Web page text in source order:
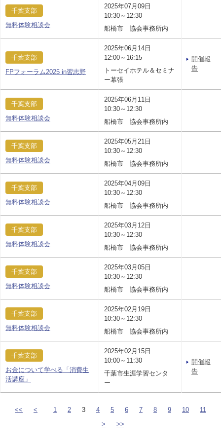
千葉支部
無料体験相談会
2025年07月09日
10:30～12:30
船橋市 協会事務所内
千葉支部
FPフォーラム2025 in習志野
2025年06月14日
12:00～16:15
トーセイホテル＆セミナ
ー幕張
開催報
告
千葉支部
無料体験相談会
2025年06月11日
10:30～12:30
船橋市 協会事務所内
千葉支部
無料体験相談会
2025年05月21日
10:30～12:30
船橋市 協会事務所内
千葉支部
無料体験相談会
2025年04月09日
10:30～12:30
船橋市 協会事務所内
千葉支部
無料体験相談会
2025年03月12日
10:30～12:30
船橋市 協会事務所内
千葉支部
無料体験相談会
2025年03月05日
10:30～12:30
船橋市 協会事務所内
千葉支部
無料体験相談会
2025年02月19日
10:30～12:30
船橋市 協会事務所内
千葉支部
お金について学べる「消費生
活講座」
2025年02月15日
10:00～11:30
千葉市生涯学習センタ
ー
開催報
告
<< < 1 2 3 4 5 6 7 8 9 10
11
>
>>